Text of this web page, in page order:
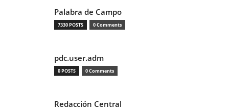
Palabra de Campo
7330 POSTS 0 Comments
pdc.user.adm
0 POSTS 0 Comments
Redacción Central